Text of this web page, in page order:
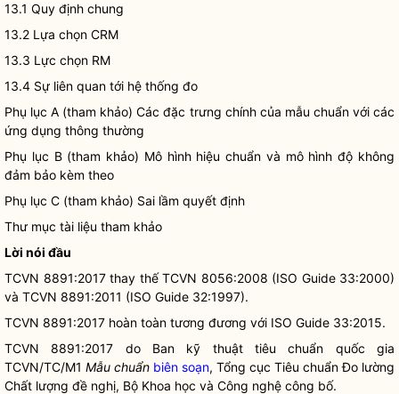
13.1 Quy định chung
13.2 Lựa chọn CRM
13.3 Lực chọn RM
13.4 Sự liên quan tới hệ thống đo
Phụ lục A (tham khảo) Các đặc trưng chính của mẫu chuẩn với các
ứng dụng thông thường
Phụ lục B (tham khảo) Mô hình hiệu chuẩn và mô hình độ không
đảm bảo kèm theo
Phụ lục C (tham khảo) Sai lầm quyết định
Thư mục tài liệu tham khảo
Lời nói đầu
TCVN 8891:2017 thay thế TCVN 8056:2008 (ISO Guide 33:2000)
và TCVN 8891:2011 (ISO Guide 32:1997).
TCVN 8891:2017 hoàn toàn tương đương với ISO Guide 33:2015.
TCVN 8891:2017 do Ban kỹ thuật tiêu chuẩn quốc gia
TCVN/TC/M1 Mẫu chuẩn biên soạn, Tổng cục Tiêu chuẩn Đo lường
Chất lượng đề nghị, Bộ Khoa học và Công nghệ công bố.